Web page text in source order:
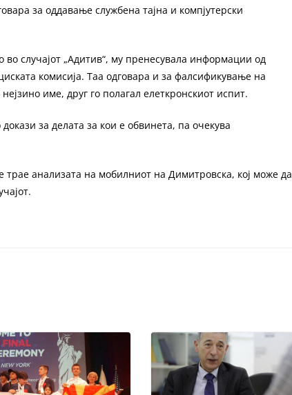
за оддавање службена тајна и компјутерски
случајот „Адитив“, му пренесувала информации од
комисија. Таа одговара и за фалсификување на
име, друг го полагал елеткронскиот испит.
за делата за кои е обвинета, па очекува
трае анализата на мобилниот на Димитровска, кој може да